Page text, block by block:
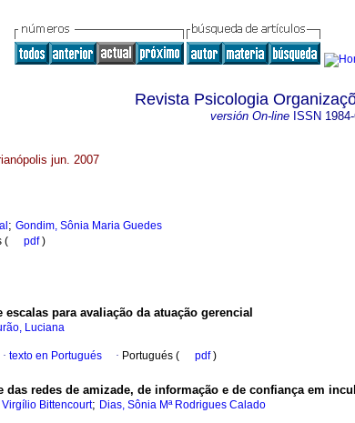
Revista Psicologia
versión On-line ISSN
jun. 2007
; Gondim, Sônia Maria Guedes
( pdf)
para avaliação da atuação gerencial
Luciana
· texto en Portugués · Portugués ( pdf)
das redes de amizade, de informação e de confiança em
Virgílio Bittencourt; Dias, Sônia Mª Rodrigues Calado